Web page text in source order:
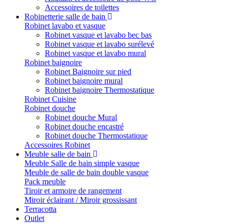
Accessoires de toilettes
Robinetterie salle de bain
Robinet lavabo et vasque
Robinet vasque et lavabo bec bas
Robinet vasque et lavabo surélevé
Robinet vasque et lavabo mural
Robinet baignoire
Robinet Baignoire sur pied
Robinet baignoire mural
Robinet baignoire Thermostatique
Robinet Cuisine
Robinet douche
Robinet douche Mural
Robinet douche encastré
Robinet douche Thermostatique
Accessoires Robinet
Meuble salle de bain
Meuble Salle de bain simple vasque
Meuble de salle de bain double vasque
Pack meuble
Tiroir et armoire de rangement
Miroir éclairant / Miroir grossissant
Terracotta
Outlet